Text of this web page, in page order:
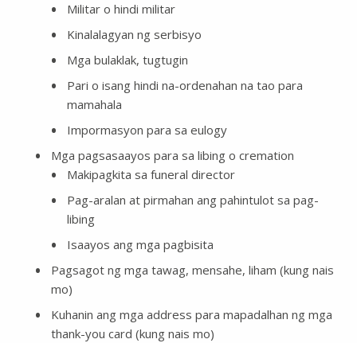
Militar o hindi militar
Kinalalagyan ng serbisyo
Mga bulaklak, tugtugin
Pari o isang hindi na-ordenahan na tao para
mamahala
Impormasyon para sa eulogy
Mga pagsasaayos para sa libing o cremation
Makipagkita sa funeral director
Pag-aralan at pirmahan ang pahintulot sa pag-
libing
Isaayos ang mga pagbisita
Pagsagot ng mga tawag, mensahe, liham (kung nais
mo)
Kuhanin ang mga address para mapadalhan ng mga
thank-you card (kung nais mo)